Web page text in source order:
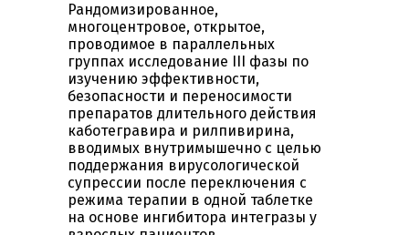
Рандомизированное,
многоцентровое, открытое,
проводимое в параллельных
группах исследование III фазы по
изучению эффективности,
безопасности и переносимости
препаратов длительного действия
каботегравира и рилпивирина,
вводимых внутримышечно с целью
поддержания вирусологической
супрессии после переключения с
режима терапии в одной таблетке
на основе ингибитора интегразы у